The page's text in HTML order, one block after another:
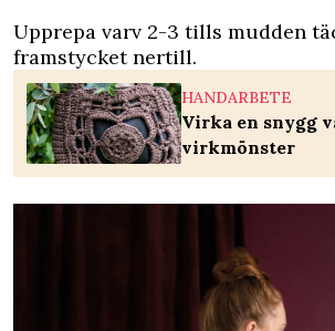
Upprepa varv 2-3 tills mudden
framstycket nertill.
HANDARBETE
Virka en snygg
virkmönster